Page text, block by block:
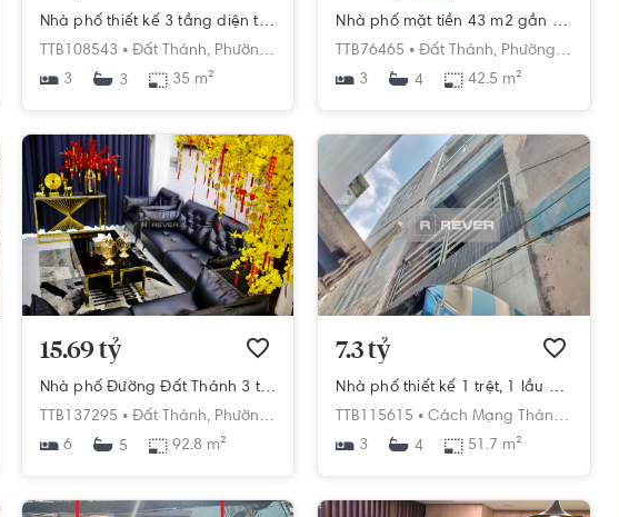
Tân Bình, Hồ Chí Minh
Nhà phố thiết kế 3 tầng diện tích 35m2, khu dân cư hiện hữu.
TTB108543 • Đất Thánh, Phường 6, Tân Bình, Hồ Chí Minh
3
3 35 m²
Nhà phố mặt tiền 43 m2 gần chợ Tân Bình, hẻm xe tải.
TTB76465 • Đất Thánh, Phường 6,
3
4 42.5 m²
Tân Bình, Hồ Chí Minh
15.69 tỷ
Nhà phố Đường Đất Thánh 3 tầng diện tích 92.8m² pháp lý sổ hồng.
TTB137295 • Đất Thánh, Phường 6, Tân Bình, Hồ Chí Minh
6
5 92.8 m²
7.3 tỷ
Nhà phố thiết kế 1 trệt, 1 lầu đúc chắc chắn, khu vực đầy đủ các tiện ích.
TTB115615 • Cách Mạng Tháng 8,
3
4 51.7 m²